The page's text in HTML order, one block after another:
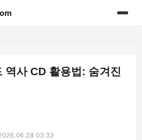
역사 CD 활용법: 숨겨진
03:33